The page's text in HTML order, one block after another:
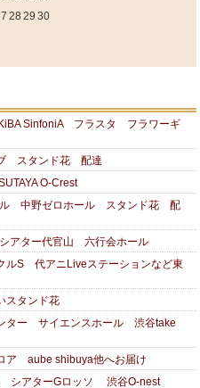
28 29 30
SinfoniA フラスタ フラワーギ
ブ スタンド花 配達
O-Crest
中野ゼロホール スタンド花 配
ター代官山 六行会ホール
ルS 代アニLiveステーションなど東
スタンド花
ター サイエンスホール 渋谷take
ア aube shibuya他へお届け
シアターGロッソ 渋谷O-nest